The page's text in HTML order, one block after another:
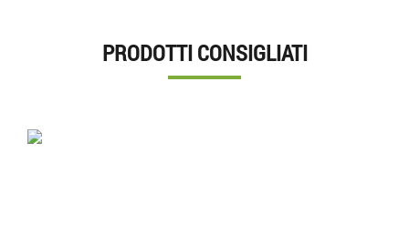
PRODOTTI CONSIGLIATI